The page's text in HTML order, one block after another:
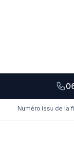
Numéro issu de la